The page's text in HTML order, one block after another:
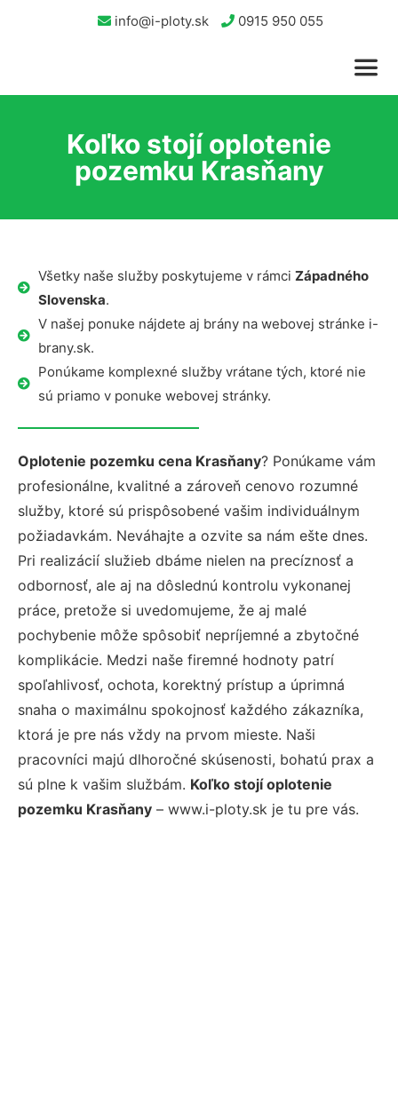
info@i-ploty.sk 0915 950 055
Koľko stojí oplotenie
pozemku Krasňany
Všetky naše služby poskytujeme v rámci Západného
Slovenska.
V našej ponuke nájdete aj brány na webovej stránke i-
brany.sk.
Ponúkame komplexné služby vrátane tých, ktoré nie
sú priamo v ponuke webovej stránky.
Oplotenie pozemku cena Krasňany? Ponúkame vám
profesionálne, kvalitné a zároveň cenovo rozumné
služby, ktoré sú prispôsobené vašim individuálnym
požiadavkám. Neváhajte a ozvite sa nám ešte dnes.
Pri realizácií služieb dbáme nielen na precíznosť a
odbornosť, ale aj na dôslednú kontrolu vykonanej
práce, pretože si uvedomujeme, že aj malé
pochybenie môže spôsobiť nepríjemné a zbytočné
komplikácie. Medzi naše firemné hodnoty patrí
spoľahlivosť, ochota, korektný prístup a úprimná
snaha o maximálnu spokojnosť každého zákazníka,
ktorá je pre nás vždy na prvom mieste. Naši
pracovníci majú dlhoročné skúsenosti, bohatú prax a
sú plne k vašim službám. Koľko stojí oplotenie
pozemku Krasňany – www.i-ploty.sk je tu pre vás.